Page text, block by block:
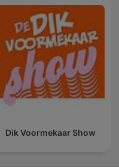
Dik Voormekaar Show